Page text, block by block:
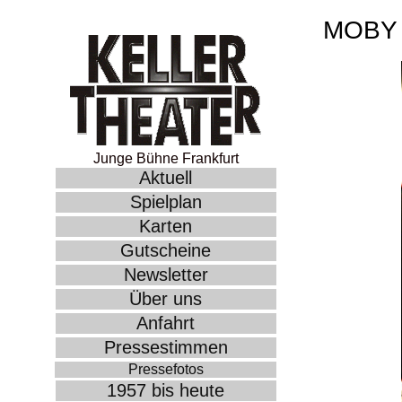
Junge Bühne Frankfurt
Aktuell
Spielplan
Karten
Gutscheine
Newsletter
Über uns
Anfahrt
Pressestimmen
Pressefotos
1957 bis heute